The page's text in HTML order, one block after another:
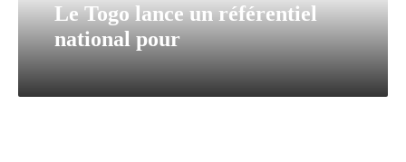
L’Émissaire TV
Le Togo lance un référentiel
national pour